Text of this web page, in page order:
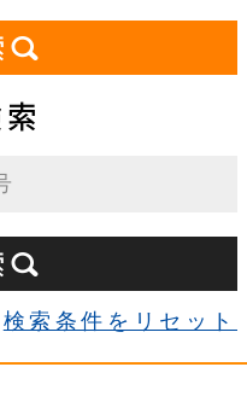
検索条件をリセット